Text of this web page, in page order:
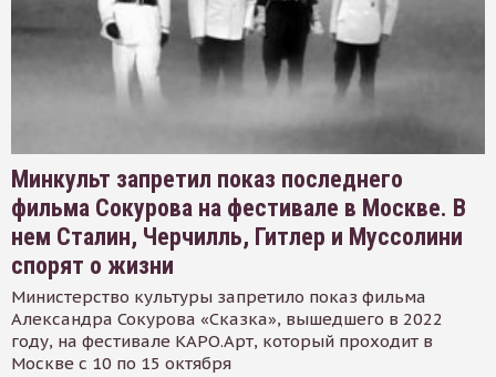
Минкульт запретил показ последнего
фильма Сокурова на фестивале в Москве. В
нем Сталин, Черчилль, Гитлер и Муссолини
спорят о жизни
Министерство культуры запретило показ фильма
Александра Сокурова «Сказка», вышедшего в 2022
году, на фестивале КАРО.Арт, который проходит в
Москве с 10 по 15 октября